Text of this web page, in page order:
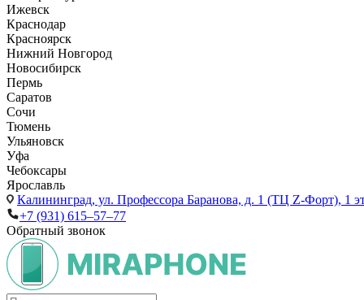
Ижевск
Краснодар
Красноярск
Нижний Новгород
Новосибирск
Пермь
Саратов
Сочи
Тюмень
Ульяновск
Уфа
Чебоксары
Ярославль
Калининград, ул. Профессора Баранова, д. 1 (ТЦ Z-Форт), 1
+7 (931) 615‒57‒77
Обратный звонок